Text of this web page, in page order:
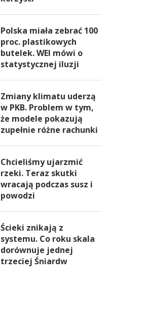
Polska miała zebrać 100
proc. plastikowych
butelek. WEI mówi o
statystycznej iluzji
Zmiany klimatu uderzą
w PKB. Problem w tym,
że modele pokazują
zupełnie różne rachunki
Chcieliśmy ujarzmić
rzeki. Teraz skutki
wracają podczas susz i
powodzi
Ścieki znikają z
systemu. Co roku skala
dorównuje jednej
trzeciej Śniardw